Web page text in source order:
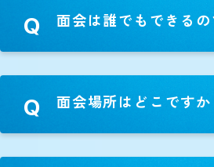
Q 面会は誰でもできるの
Q 面会場所はどこですか